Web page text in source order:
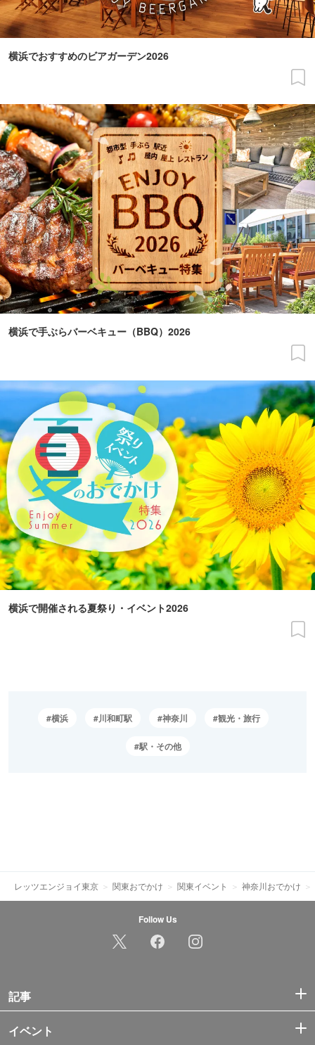
横浜でおすすめのビアガーデン2026
横浜で手ぶらバーベキュー（BBQ）2026
横浜で開催される夏祭り・イベント2026
横浜 川和町駅 神奈川 観光・旅行
駅・その他
レッツエンジョイ東京 関東おでかけ 関東イベント 神奈川おでかけ
Follow Us
記事
イベント